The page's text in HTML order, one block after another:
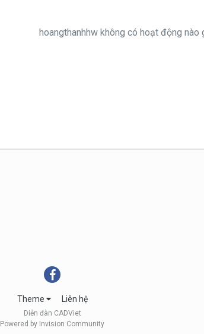
hoangthanhhw không có hoạt động nào
Theme Liên hệ
Diễn đàn CADViet
Powered by Invision Community